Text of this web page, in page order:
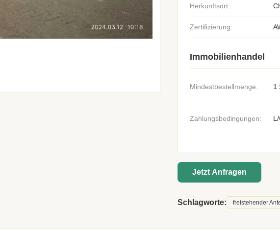
Herkunftsort:
Zertifizierung:
Immobilienhandel
Mindestbestellmenge: 1
Zahlungsbedingungen:
Jetzt Anfragen
Schlagworte: freistehender